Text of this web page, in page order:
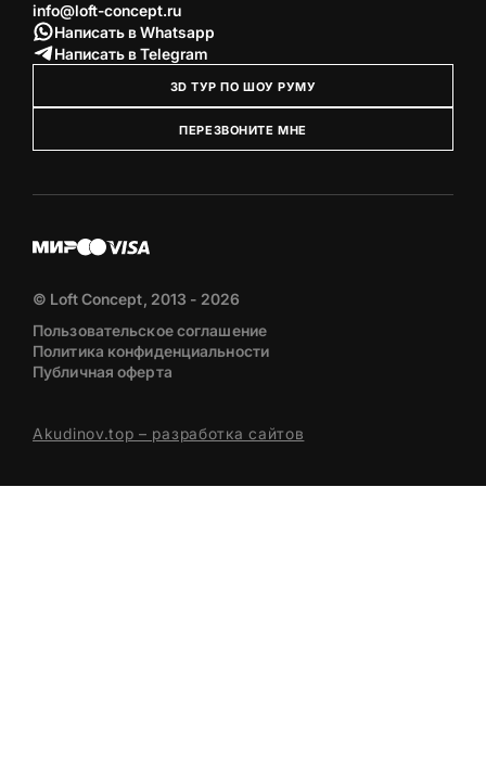
info@loft-concept.ru
Написать в Whatsapp
Написать в Telegram
3D ТУР ПО ШОУ РУМУ
ПЕРЕЗВОНИТЕ МНЕ
© Loft Concept, 2013 - 2026
Пользовательское соглашение
Политика конфиденциальности
Публичная оферта
Akudinov.top – разработка сайтов